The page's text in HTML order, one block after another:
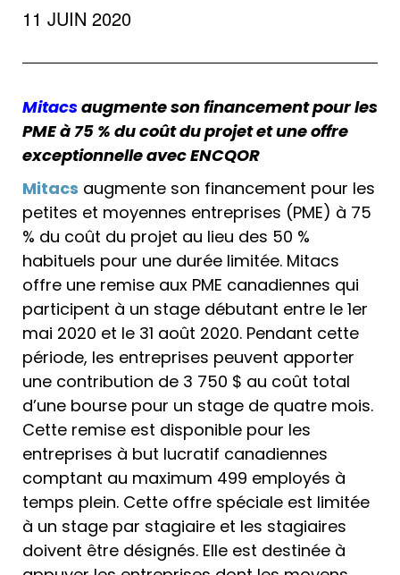
11 JUIN 2020
Mitacsaugmente son financement pour les
PME à 75 % du coût du projet et une offre
exceptionnelle avec ENCQOR
Mitacs augmente son financement pour les
petites et moyennes entreprises (PME) à 75
% du coût du projet au lieu des 50 %
habituels pour une durée limitée. Mitacs
offre une remise aux PME canadiennes qui
participent à un stage débutant entre le 1er
mai 2020 et le 31 août 2020. Pendant cette
période, les entreprises peuvent apporter
une contribution de 3 750 $ au coût total
d’une bourse pour un stage de quatre mois.
Cette remise est disponible pour les
entreprises à but lucratif canadiennes
comptant au maximum 499 employés à
temps plein. Cette offre spéciale est limitée
à un stage par stagiaire et les stagiaires
doivent être désignés. Elle est destinée à